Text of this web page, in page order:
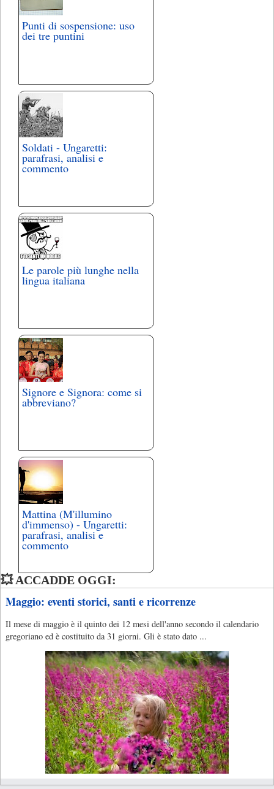
Punti di sospensione: uso
dei tre puntini
Soldati - Ungaretti:
parafrasi, analisi e
commento
Le parole più lunghe nella
lingua italiana
Signore e Signora: come si
abbreviano?
Mattina (M'illumino
d'immenso) - Ungaretti:
parafrasi, analisi e
commento
💥 ACCADDE OGGI:
Maggio: eventi storici, santi e ricorrenze
Il mese di maggio è il quinto dei 12 mesi dell'anno secondo il calendario
gregoriano ed è costituito da 31 giorni. Gli è stato dato ...